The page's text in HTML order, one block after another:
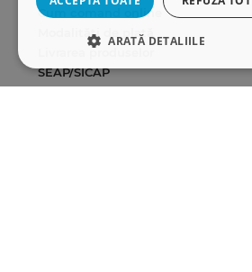
ARATĂ DETALIILE
STRICT NECESARE
Cum comand online
Modalități de plată
Livrarea produselor
SEAP/SICAP